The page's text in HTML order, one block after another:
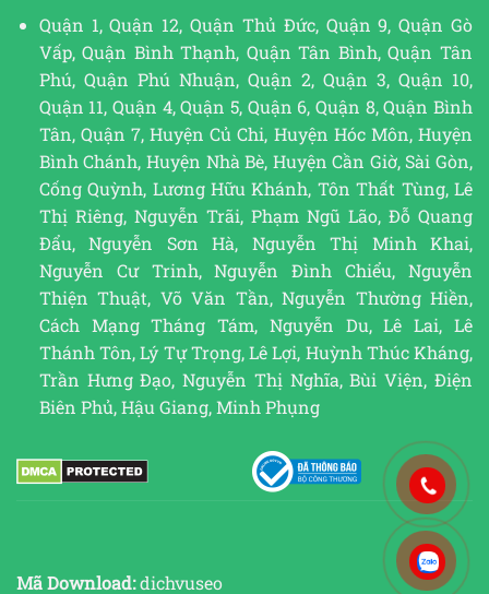
Quận 1, Quận 12, Quận Thủ Đức, Quận 9, Quận Gò
Vấp, Quận Bình Thạnh, Quận Tân Bình, Quận Tân
Phú, Quận Phú Nhuận, Quận 2, Quận 3, Quận 10,
Quận 11, Quận 4, Quận 5, Quận 6, Quận 8, Quận Bình
Tân, Quận 7, Huyện Củ Chi, Huyện Hóc Môn, Huyện
Bình Chánh, Huyện Nhà Bè, Huyện Cần Giờ, Sài Gòn,
Cống Quỳnh, Lương Hữu Khánh, Tôn Thất Tùng, Lê
Thị Riêng, Nguyễn Trãi, Phạm Ngũ Lão, Đỗ Quang
Đẩu, Nguyễn Sơn Hà, Nguyễn Thị Minh Khai,
Nguyễn Cư Trinh, Nguyễn Đình Chiểu, Nguyễn
Thiện Thuật, Võ Văn Tần, Nguyễn Thường Hiền,
Cách Mạng Tháng Tám, Nguyễn Du, Lê Lai, Lê
Thánh Tôn, Lý Tự Trọng, Lê Lợi, Huỳnh Thúc Kháng,
Trần Hưng Đạo, Nguyễn Thị Nghĩa, Bùi Viện, Điện
Biên Phủ, Hậu Giang, Minh Phụng
Mã Download:dichvuseo